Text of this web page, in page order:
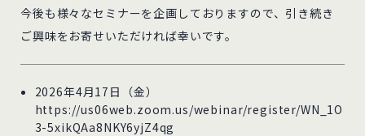
今後も様々なセミナーを企画しておりますので、引き続き
ご興味をお寄せいただければ幸いです。
2026年4月17日（金）
https://us06web.zoom.us/webinar/register/WN_1O
3-5xikQAa8NKY6yjZ4qg